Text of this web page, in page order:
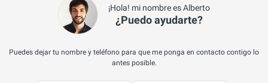
¡Hola! mi nombre es Alberto
¿Puedo ayudarte?
Puedes dejar tu nombre y teléfono para que me ponga en contacto contigo lo
antes posible.